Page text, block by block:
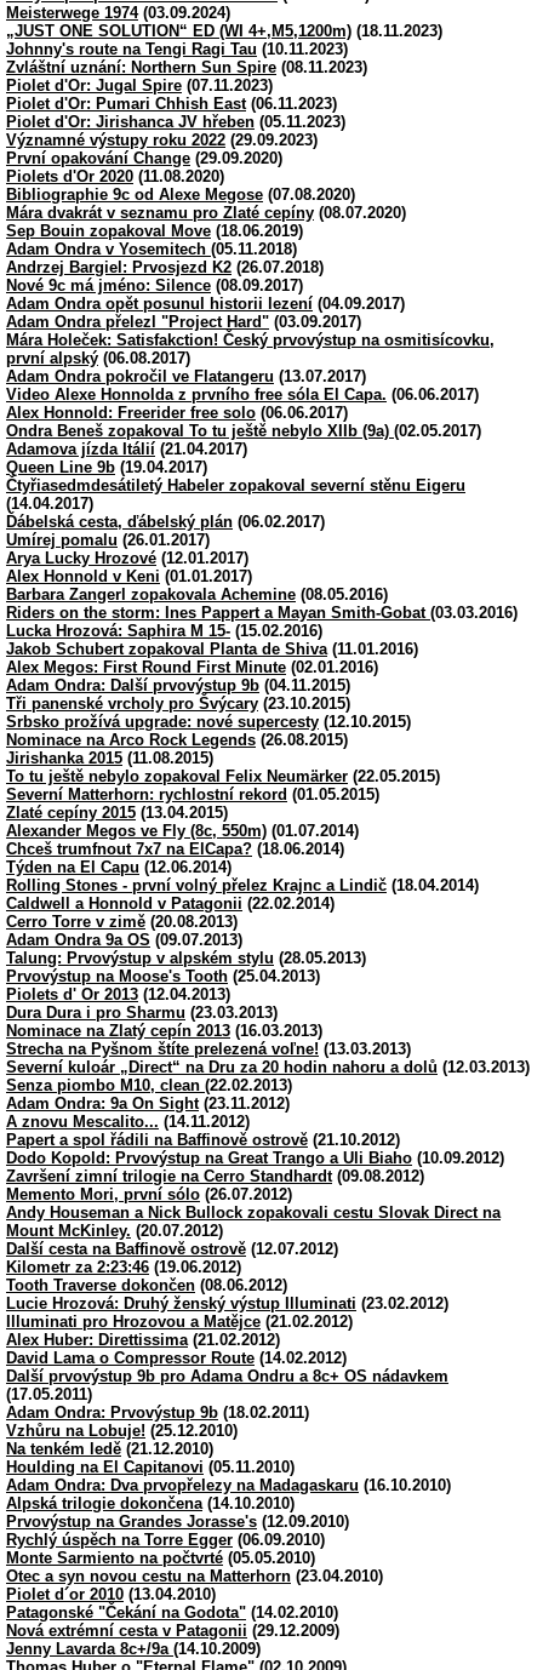
Meisterwege 1974(03.09.2024)
„JUST ONE SOLUTION“ ED (WI 4+,M5,1200m) (18.11.2023)
Johnny's route na Tengi Ragi Tau (10.11.2023)
Zvláštní uznání: Northern Sun Spire (08.11.2023)
Piolet d'Or: Jugal Spire (07.11.2023)
Piolet d'Or: Pumari Chhish East(06.11.2023)
Piolet d'Or: Jirishanca JV hřeben (05.11.2023)
Významné výstupy roku 2022 (29.09.2023)
První opakování Change (29.09.2020)
Piolets d'Or 2020 (11.08.2020)
Bibliographie 9c od Alexe Megose (07.08.2020)
Mára dvakrát v seznamu pro Zlaté cepíny (08.07.2020)
Sep Bouin zopakoval Move (18.06.2019)
Adam Ondra v Yosemitech (05.11.2018)
Andrzej Bargiel: Prvosjezd K2 (26.07.2018)
Nové 9c má jméno: Silence (08.09.2017)
Adam Ondra opět posunul historii lezení (04.09.2017)
Adam Ondra přelezl "Project Hard" (03.09.2017)
Mára Holeček: Satisfakction! Český prvovýstup na osmitisícovku,
první alpský (06.08.2017)
Adam Ondra pokročil ve Flatangeru (13.07.2017)
Video Alexe Honnolda z prvního free sóla El Capa. (06.06.2017)
Alex Honnold: Freerider free solo (06.06.2017)
Ondra Beneš zopakoval To tu ještě nebylo XIIb (9a) (02.05.2017)
Adamova jízda Itálií (21.04.2017)
Queen Line 9b (19.04.2017)
Čtyřiasedmdesátiletý Habeler zopakoval severní stěnu Eigeru
(14.04.2017)
Ďábelská cesta, ďábelský plán (06.02.2017)
Umírej pomalu (26.01.2017)
Arya Lucky Hrozové (12.01.2017)
Alex Honnold v Keni (01.01.2017)
Barbara Zangerl zopakovala Achemine (08.05.2016)
Riders on the storm: Ines Pappert a Mayan Smith-Gobat (03.03.2016)
Lucka Hrozová: Saphira M 15- (15.02.2016)
Jakob Schubert zopakoval Planta de Shiva (11.01.2016)
Alex Megos: First Round First Minute (02.01.2016)
Adam Ondra: Další prvovýstup 9b (04.11.2015)
Tři panenské vrcholy pro Švýcary (23.10.2015)
Srbsko prožívá upgrade: nové supercesty (12.10.2015)
Nominace na Arco Rock Legends (26.08.2015)
Jirishanka 2015 (11.08.2015)
To tu ještě nebylo zopakoval Felix Neumärker (22.05.2015)
Severní Matterhorn: rychlostní rekord (01.05.2015)
Zlaté cepíny 2015 (13.04.2015)
Alexander Megos ve Fly (8c, 550m) (01.07.2014)
Chceš trumfnout 7x7 na ElCapa? (18.06.2014)
Týden na El Capu (12.06.2014)
Rolling Stones - první volný přelez Krajnc a Lindič (18.04.2014)
Caldwell a Honnold v Patagonii (22.02.2014)
Cerro Torre v zimě (20.08.2013)
Adam Ondra 9a OS (09.07.2013)
Talung: Prvovýstup v alpském stylu (28.05.2013)
Prvovýstup na Moose's Tooth (25.04.2013)
Piolets d' Or 2013 (12.04.2013)
Dura Dura i pro Sharmu (23.03.2013)
Nominace na Zlatý cepín 2013 (16.03.2013)
Strecha na Pyšnom štíte prelezená voľne! (13.03.2013)
Severní kuloár „Direct“ na Dru za 20 hodin nahoru a dolů (12.03.2013)
Senza piombo M10, clean (22.02.2013)
Adam Ondra: 9a On Sight(23.11.2012)
A znovu Mescalito... (14.11.2012)
Papert a spol řádili na Baffinově ostrově (21.10.2012)
Dodo Kopold: Prvovýstup na Great Trango a Uli Biaho (10.09.2012)
Završení zimní trilogie na Cerro Standhardt(09.08.2012)
Memento Mori, první sólo (26.07.2012)
Andy Houseman a Nick Bullock zopakovali cestu Slovak Direct na
Mount McKinley. (20.07.2012)
Další cesta na Baffinově ostrově (12.07.2012)
Kilometr za 2:23:46 (19.06.2012)
Tooth Traverse dokončen (08.06.2012)
Lucie Hrozová: Druhý ženský výstup Illuminati (23.02.2012)
Illuminati pro Hrozovou a Matějce (21.02.2012)
Alex Huber: Direttissima (21.02.2012)
David Lama o Compressor Route (14.02.2012)
Další prvovýstup 9b pro Adama Ondru a 8c+ OS nádavkem
(17.05.2011)
Adam Ondra: Prvovýstup 9b (18.02.2011)
Vzhůru na Lobuje! (25.12.2010)
Na tenkém ledě (21.12.2010)
Houlding na El Capitanovi (05.11.2010)
Adam Ondra: Dva prvopřelezy na Madagaskaru (16.10.2010)
Alpská trilogie dokončena (14.10.2010)
Prvovýstup na Grandes Jorasse's (12.09.2010)
Rychlý úspěch na Torre Egger (06.09.2010)
Monte Sarmiento na počtvrté (05.05.2010)
Otec a syn novou cestu na Matterhorn (23.04.2010)
Piolet d´or 2010 (13.04.2010)
Patagonské "Čekání na Godota" (14.02.2010)
Nová extrémní cesta v Patagonii (29.12.2009)
Jenny Lavarda 8c+/9a (14.10.2009)